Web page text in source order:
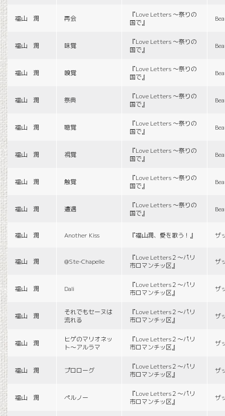
福山 潤 再会
『Love Letters 〜祭りの
国で』
福山 潤 味覚
『Love Letters 〜祭りの
国で』
福山 潤 嗅覚
『Love Letters 〜祭りの
国で』
福山 潤 祭典
『Love Letters 〜祭りの
国で』
福山 潤 聴覚
『Love Letters 〜祭りの
国で』
福山 潤 視覚
『Love Letters 〜祭りの
国で』
福山 潤 触覚
『Love Letters 〜祭りの
国で』
福山 潤 遭遇
『Love Letters 〜祭りの
国で』
福山 潤 Another Kiss 『福山潤、愛を歌う！』 ザ
福山 潤 @Ste-Chapelle
『Love Letters２〜パリ
市ロマンチッ区』
ザ
福山 潤 Dali
『Love Letters２〜パリ
市ロマンチッ区』
ザ
福山 潤
それでもセーヌは
流れる
『Love Letters２〜パリ
市ロマンチッ区』
ザ
福山 潤
ヒゲのマリオネッ
ト〜アルラマ
『Love Letters２〜パリ
市ロマンチッ区』
ザ
福山 潤 プロローグ
『Love Letters２〜パリ
市ロマンチッ区』
ザ
福山 潤 ペルノー
『Love Letters２〜パリ
市ロマンチッ区』
ザ